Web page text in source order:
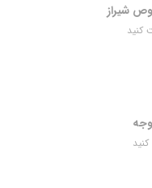
شیراز
کنید